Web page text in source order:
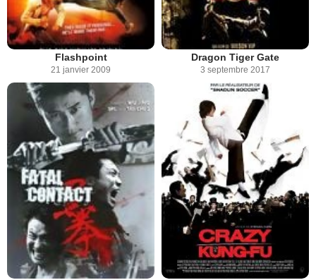
Flashpoint
21 janvier 2009
Dragon Tiger Gate
3 septembre 2017